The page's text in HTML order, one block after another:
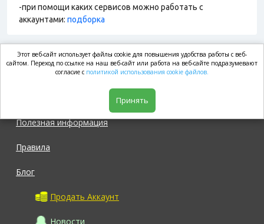
-при помощи каких сервисов можно работать с
аккаунтами: подборка
market.com
Полезная информация
Правила
Блог
Продать Аккаунт
Новости
Этот веб-сайт использует файлы cookie для повышения удобства работы с веб-
сайтом. Переход по ссылке на наш веб-сайт или работа на веб-сайте подразумевают
согласие с политикой использования cookie файлов.
Принять